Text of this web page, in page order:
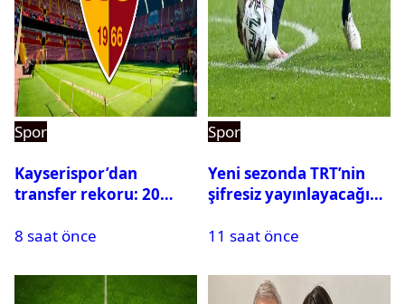
Spor
Kayserispor’dan
transfer rekoru: 20
8 saat önce
Spor
Yeni sezonda TRT’nin
şifresiz yayınlayacağı
11 saat önce